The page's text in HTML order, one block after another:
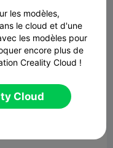

les modèles,
le cloud et d'une
les modèles pour
encore plus de
Creality Cloud !
Cloud